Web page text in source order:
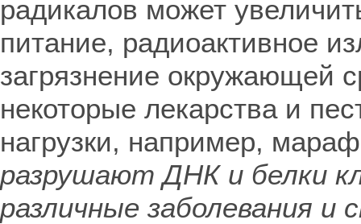
радикалов может
питание, радиоактивное
загрязнение окружающей
некоторые лекарства и
нагрузки, например,
разрушают ДНК и белки
различные заболевания и